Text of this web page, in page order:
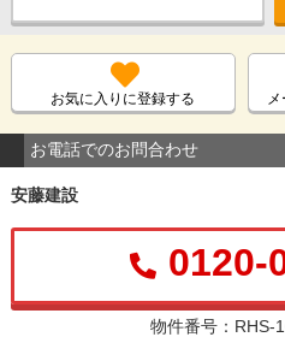
お気に入りに登録する
お電話でのお問合わせ
安藤建設
0120-
物件番号：RHS-